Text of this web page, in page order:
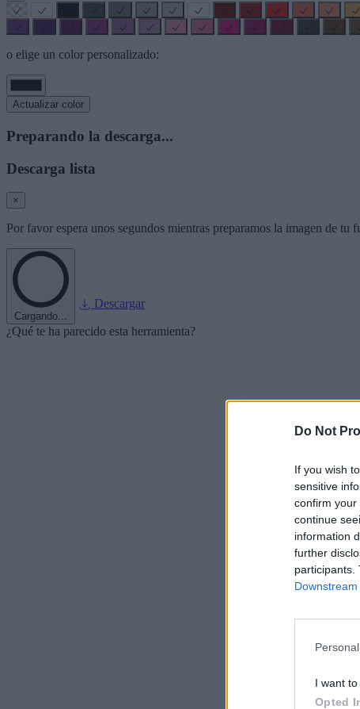
Do Not
If you wish
sensitive
confirm your
continue
information
further
participants.
I want
Opted
o elige un color personalizado:
Actualizar color
Preparando la descarga...
Descarga lista
×
Por favor espera unos segundos mientras preparamos la imagen de tu
Cargando...
Descargar
¿Qué te ha parecido esta herramienta?